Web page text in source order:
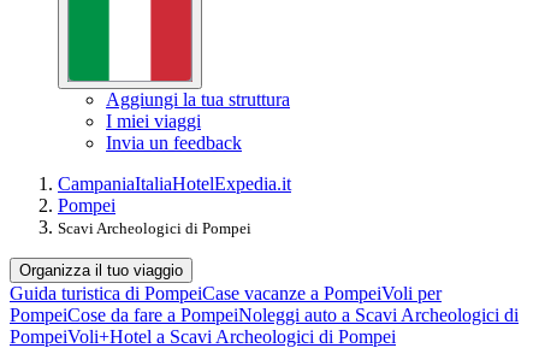
Aggiungi la tua struttura
I miei viaggi
Invia un feedback
CampaniaItaliaHotelExpedia.it
Pompei
Scavi Archeologici di Pompei
Organizza il tuo viaggio
Guida turistica di PompeiCase vacanze a PompeiVoli per
PompeiCose da fare a PompeiNoleggi auto a Scavi Archeologici di
PompeiVoli+Hotel a Scavi Archeologici di Pompei